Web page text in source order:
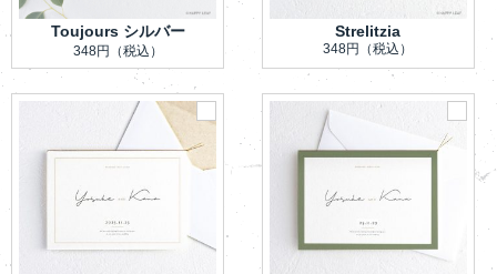
Toujours シルバー
348円 （税込）
Strelitzia
348円 （税込）